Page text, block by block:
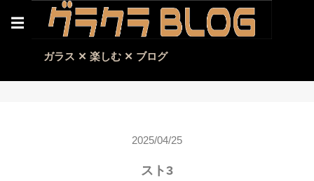
☰
ガラス ✕ 楽しむ ✕ ブログ
2025/04/25
スト3